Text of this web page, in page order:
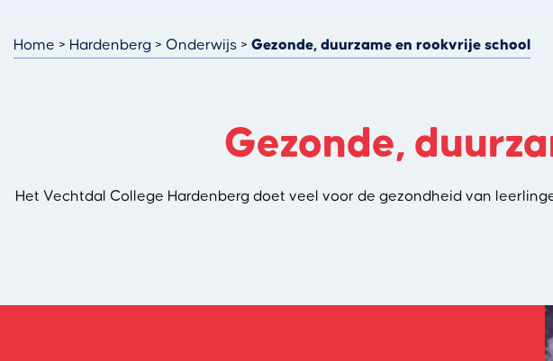
Home Hardenberg Onderwijs Gezonde, duurzame en rookvrije school
Gezonde,
Het Vechtdal College Hardenberg doet veel voor de gezondheid van